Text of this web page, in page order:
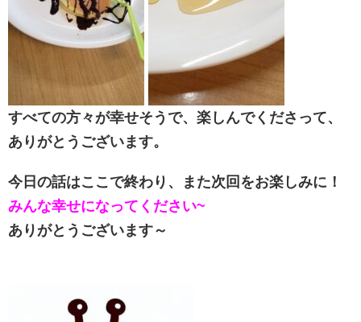
すべての方々が幸せそうで、楽しんでくださって、
ありがとうございます。
今日の話はここで終わり、また次回をお楽しみに！
みんな幸せになってください~
ありがとうございます～